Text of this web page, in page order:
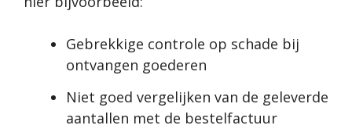
Gebrekkige controle op schade bij
ontvangen goederen
Niet goed vergelijken van de geleverde
aantallen met de bestelfactuur